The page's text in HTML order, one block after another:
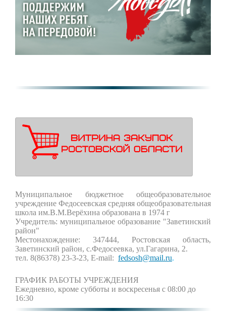
Муниципальное бюджетное общеобразовательное
учреждение Федосеевская средняя общеобразовательная
школа им.В.М.Верёхина образована в 1974 г
Учредитель: муниципальное образование "Заветинский
район"
Местонахождение: 347444, Ростовская область,
Заветинский район, с.Федосеевка, ул.Гагарина, 2.
тел. 8(86378) 23-3-23, E-mail: fedsosh@mail.ru.
ГРАФИК РАБОТЫ УЧРЕЖДЕНИЯ
Ежедневно, кроме субботы и воскресенья с 08:00 до
16:30